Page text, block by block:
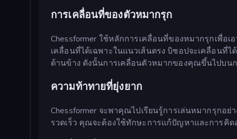
การเคลื่อนที่ของตัวหมากรุก
Chessformer ใช้หลักการเคลื่อนที่ของหมากรุกเพื่อ
เคลื่อนที่ได้เฉพาะในแนวเส้นตรง บิชอปจะเคลื่อนที่
ด้านข้าง ดังนั้นการเคลื่อนตัวหมากของคุณขึ้นไปบน
ความท้าทายที่ยุ่งยาก
Chessformer จะพาคุณไปเรียนรู้การเล่นหมากรุกอ
รวดเร็ว คุณจะต้องใช้ทักษะการแก้ปัญหาและการคิด